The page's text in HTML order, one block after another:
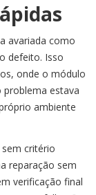
avariada como
defeito. Isso
onde o módulo
estava
ambiente
critério
reparação sem
verificação final